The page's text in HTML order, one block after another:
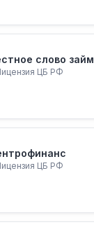
слово займ
ЦБ РФ
ЦБ РФ